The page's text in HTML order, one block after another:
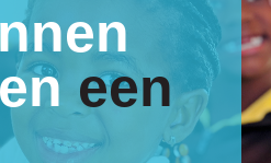
een